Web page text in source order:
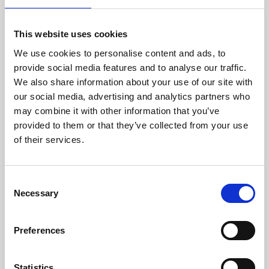
This website uses cookies
We use cookies to personalise content and ads, to
provide social media features and to analyse our traffic.
We also share information about your use of our site with
our social media, advertising and analytics partners who
may combine it with other information that you’ve
provided to them or that they’ve collected from your use
of their services.
Selection
Necessary
Preferences
Partner de Hyvä
EN INTERACTIV4 YA SOMOS GOLD PARTNER DE HYVÄ